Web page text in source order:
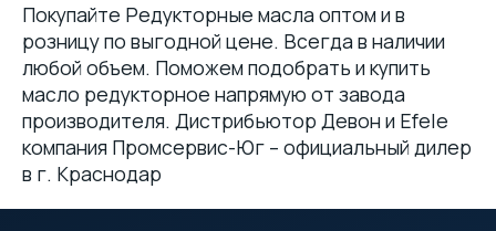
Покупайте Редукторные масла оптом и в
розницу по выгодной цене. Всегда в наличии
любой объем. Поможем подобрать и купить
масло редукторное напрямую от завода
производителя. Дистрибьютор Девон и Efele
компания Промсервис-Юг – официальный дилер
в г. Краснодар